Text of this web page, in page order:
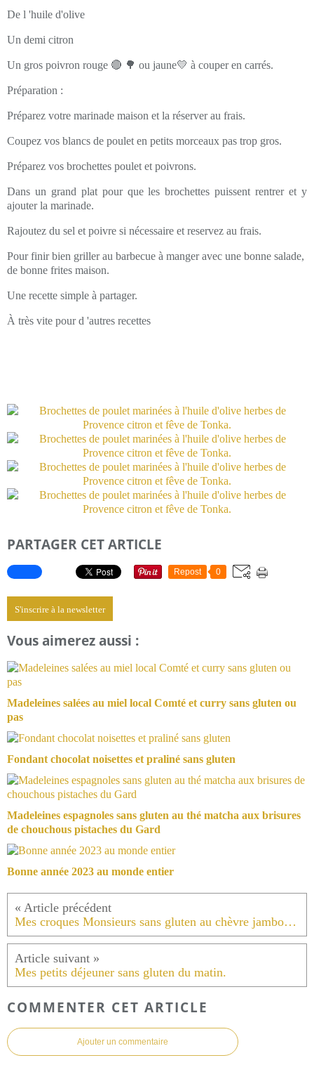
De l 'huile d'olive
Un demi citron
Un gros poivron rouge 🔴 🌳 ou jaune💛 à couper en carrés.
Préparation :
Préparez votre marinade maison et la réserver au frais.
Coupez vos blancs de poulet en petits morceaux pas trop gros.
Préparez vos brochettes poulet et poivrons.
Dans un grand plat pour que les brochettes puissent rentrer et y
ajouter la marinade.
Rajoutez du sel et poivre si nécessaire et reservez au frais.
Pour finir bien griller au barbecue à manger avec une bonne salade,
de bonne frites maison.
Une recette simple à partager.
À très vite pour d 'autres recettes
PARTAGER CET ARTICLE
Repost 0
S'inscrire à la newsletter
Vous aimerez aussi :
Madeleines salées au miel local Comté et curry sans gluten ou
pas
Fondant chocolat noisettes et praliné sans gluten
Madeleines espagnoles sans gluten au thé matcha aux brisures
de chouchous pistaches du Gard
Bonne année 2023 au monde entier
Mes croques Monsieurs sans gluten au chèvre jambon Italien tomates séchées
Mes petits déjeuner sans gluten du matin.
COMMENTER CET ARTICLE
Ajouter un commentaire